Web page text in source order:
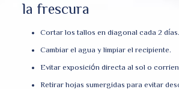
la frescura
Cortar los tallos en diagonal cada 2 días.
Cambiar el agua y limpiar el recipiente.
Evitar exposición directa al sol o
Retirar hojas sumergidas para evitar